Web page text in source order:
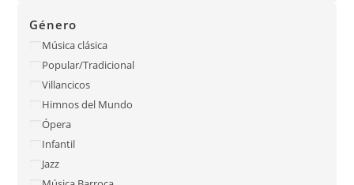
Género
Música clásica
Popular/Tradicional
Villancicos
Himnos del Mundo
Ópera
Infantil
Jazz